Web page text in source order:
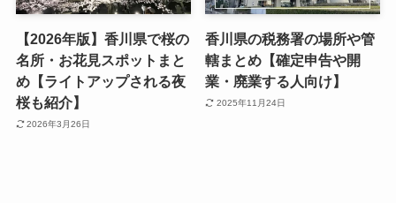
【2026年版】香川県で桜の
名所・お花見スポットまと
め【ライトアップされる夜
桜も紹介】
2026年3月26日
香川県の税務署の場所や管
轄まとめ【確定申告や開
業・廃業する人向け】
2025年11月24日